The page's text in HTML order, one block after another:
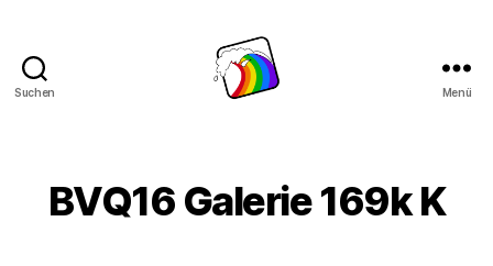
Suchen Menü
BVQ16 Galerie 169k K